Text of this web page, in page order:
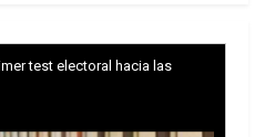
test electoral hacia las